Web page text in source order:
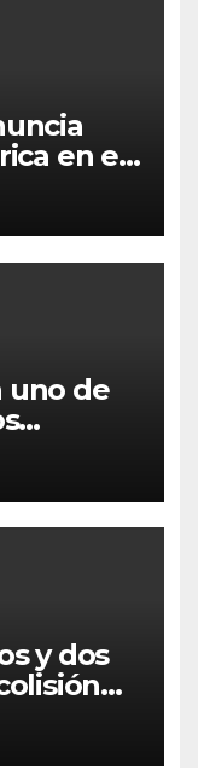
en el
uno de
de
y dos